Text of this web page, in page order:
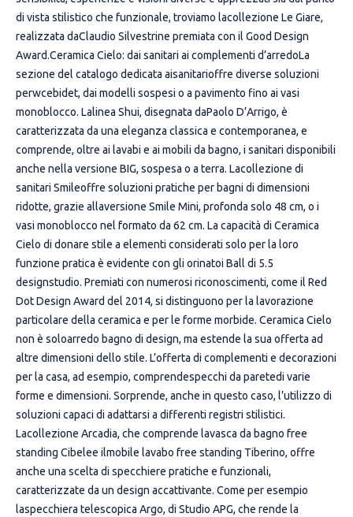
di vista stilistico che funzionale, troviamo lacollezione Le Giare,
realizzata daClaudio Silvestrine premiata con il Good Design
Award.Ceramica Cielo: dai sanitari ai complementi d’arredoLa
sezione del catalogo dedicata aisanitarioffre diverse soluzioni
perwcebidet, dai modelli sospesi o a pavimento fino ai vasi
monoblocco. Lalinea Shui, disegnata daPaolo D’Arrigo, è
caratterizzata da una eleganza classica e contemporanea, e
comprende, oltre ai lavabi e ai mobili da bagno, i sanitari disponibili
anche nella versione BIG, sospesa o a terra. Lacollezione di
sanitari Smileoffre soluzioni pratiche per bagni di dimensioni
ridotte, grazie allaversione Smile Mini, profonda solo 48 cm, o i
vasi monoblocco nel formato da 62 cm. La capacità di Ceramica
Cielo di donare stile a elementi considerati solo per la loro
funzione pratica è evidente con gli orinatoi Ball di 5.5
designstudio. Premiati con numerosi riconoscimenti, come il Red
Dot Design Award del 2014, si distinguono per la lavorazione
particolare della ceramica e per le forme morbide. Ceramica Cielo
non è soloarredo bagno di design, ma estende la sua offerta ad
altre dimensioni dello stile. L’offerta di complementi e decorazioni
per la casa, ad esempio, comprendespecchi da paretedi varie
forme e dimensioni. Sorprende, anche in questo caso, l’utilizzo di
soluzioni capaci di adattarsi a differenti registri stilistici.
Lacollezione Arcadia, che comprende lavasca da bagno free
standing Cibelee ilmobile lavabo free standing Tiberino, offre
anche una scelta di specchiere pratiche e funzionali,
caratterizzate da un design accattivante. Come per esempio
laspecchiera telescopica Argo, di Studio APG, che rende la